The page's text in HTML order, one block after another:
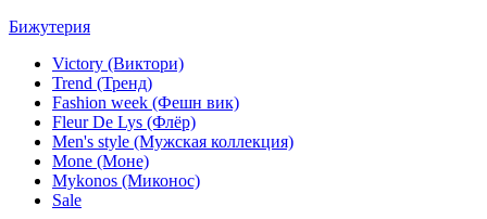
Бижутерия
Victory (Виктори)
Trend (Тренд)
Fashion week (Фешн вик)
Fleur De Lys (Флёр)
Men's style (Мужская коллекция)
Mone (Моне)
Mykonos (Миконос)
Sale